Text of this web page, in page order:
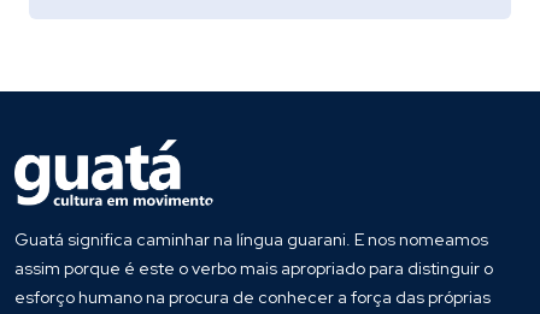
Guatá significa caminhar na língua guarani. E nos nomeamos
assim porque é este o verbo mais apropriado para distinguir o
esforço humano na procura de conhecer a força das próprias